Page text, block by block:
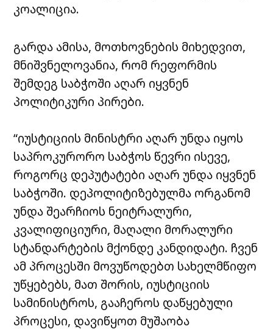
კოალიცია.
გარდა ამისა, მოთხოვნების მიხედვით,
მნიშვნელოვანია, რომ რეფორმის
შემდეგ საბჭოში აღარ იყვნენ
პოლიტიკური პირები.
“იუსტიციის მინისტრი აღარ უნდა იყოს
საპროკურორო საბჭოს წევრი ისევე,
როგორც დეპუტატები აღარ უნდა იყვნენ
საბჭოში. დეპოლიტიზებულმა ორგანომ
უნდა შეარჩიოს ნეიტრალური,
კვალიფიციური, მაღალი მორალური
სტანდარტების მქონდე კანდიდატი. ჩვენ
ამ პროცესში მოვუწოდებთ სახელმწიფო
უწყებებს, მათ შორის, იუსტიციის
სამინისტროს, გააჩეროს დაწყებული
პროცესი, დავიწყოთ მუშაობა